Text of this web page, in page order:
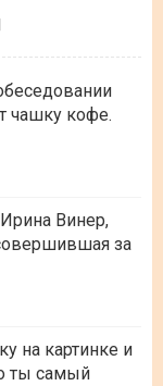
чашку кофе.
Винер,
за
на картинке и
ты самый